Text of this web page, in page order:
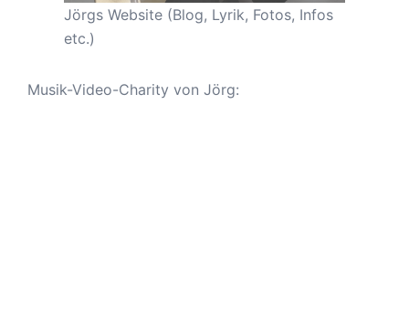
Jörgs Website (Blog, Lyrik, Fotos, Infos
etc.)
Musik-Video-Charity von Jörg: